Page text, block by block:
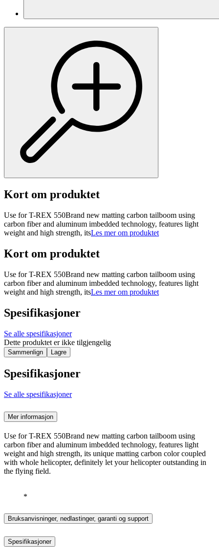
Kort om produktet
Use for T-REX 550Brand new matting carbon tailboom using
carbon fiber and aluminum imbedded technology, features light
weight and high strength, itsLes mer om produktet
Kort om produktet
Use for T-REX 550Brand new matting carbon tailboom using
carbon fiber and aluminum imbedded technology, features light
weight and high strength, itsLes mer om produktet
Spesifikasjoner
Se alle spesifikasjoner
Dette produktet er ikke tilgjengelig
Sammenlign Lagre
Spesifikasjoner
Se alle spesifikasjoner
Mer informasjon
Use for T-REX 550Brand new matting carbon tailboom using
carbon fiber and aluminum imbedded technology, features light
weight and high strength, its unique matting carbon color coupled
with whole helicopter, definitely let your helicopter outstanding in
the flying field.
*
Bruksanvisninger, nedlastinger, garanti og support
Spesifikasjoner